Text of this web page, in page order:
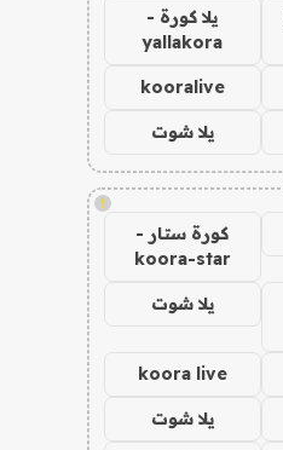
يلا كورة -
yallakora
kooralive
يلا شوت
!
كورة ستار -
koora-star
يلا شوت
koora live
يلا شوت